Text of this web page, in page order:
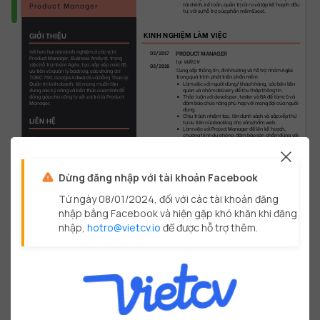
Dừng đăng nhập với tài khoản Facebook
Từ ngày 08/01/2024, đối với các tài khoản đăng
nhập bằng Facebook và hiện gặp khó khăn khi đăng
nhập, hotro@vietcv.io để được hỗ trợ thêm.
Product Manager
GIỚI THIỆU
Với hơn hai năm kinh nghiệm ở các vị trí
Product Manager, Business Analyst, trong
việc hỗ trợ nhóm Agile, tạo, sắp xếp mức độ
ưu tiên và quản lý backlog; các chứng chỉ
TOEIC 750, Google Adwards và bằng Thạc sỹ
Quản trị kinh doanh; tôi mong muốn tận
dụng các kỹ năng và kiến thức của mình để
đóng góp cho công ty với vai trò là Product
Manager.
LIÊN HỆ
06/11/1991
09067999xx
thao_gh_example
tài chính, kế toán, quản trị rủi ro và lập kế hoạch đầu
tư, với sự hỗ trợ của phần mềm Excel.
KINH NGHIỆM LÀM VIỆC
03/2017
03/2018
PRODUCT MANAGER
tại ViếtCV
Cung cấp thông tin, định hướng và hỗ trợ nhóm Agile
trong quá trình phát triển phần mềm:
Làm việc với người dùng/ khách hàng, các bên liên
quan và nhóm delivery để thu thập thông tin.
Thảo luận với developer, tester và BA để làm rõ và
đảm bảo chức năng phù hợp với mong đợi của người
dùng.
Chịu trách nhiệm tạo, lên danh sách và sắp xếp thứ
tự ưu tiên của backlog cho sản phẩm web.
Làm việc với Project Manager để lên kế hoạch,
chương trình dự phòng, đảm bảo sản phẩm đúng với
VietCV
Dựa trên các thông tin từ người dùng, khách hàng và Product owner, tiến hành phân tích và làm việc cùng
nhóm Agile để phát triển sản phẩm web:
Làm việc trực tiếp với người dùng cuối để tìm hiểu và phân tích những khó khăn khi sử dụng sản phẩm.
Phối hợp với developer và tester để cải thiện UI/UX và logic cho các chức năng của sản phẩm.
Chịu trách nhiệm về phát triển cải tiến liên tục, tạo và sắp xếp các story sau khi thảo luận.